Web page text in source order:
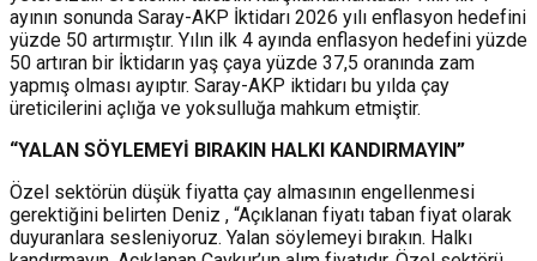
ayının sonunda Saray-AKP İktidarı 2026 yılı enflasyon hedefini
yüzde 50 artırmıştır. Yılın ilk 4 ayında enflasyon hedefini yüzde
50 artıran bir İktidarın yaş çaya yüzde 37,5 oranında zam
yapmış olması ayıptır. Saray-AKP iktidarı bu yılda çay
üreticilerini açlığa ve yoksulluğa mahkum etmiştir.
“YALAN SÖYLEMEYİ BIRAKIN HALKI KANDIRMAYIN”
Özel sektörün düşük fiyatta çay almasının engellenmesi
gerektiğini belirten Deniz , “Açıklanan fiyatı taban fiyat olarak
duyuranlara sesleniyoruz. Yalan söylemeyi bırakın. Halkı